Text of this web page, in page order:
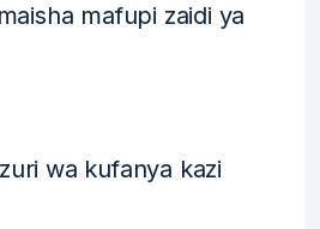
mafupi zaidi ya
wa kufanya kazi